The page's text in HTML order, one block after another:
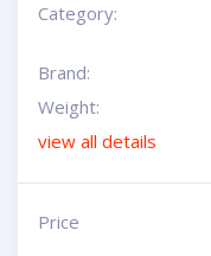
Category:
Brand:
Weight:
view all details
Price